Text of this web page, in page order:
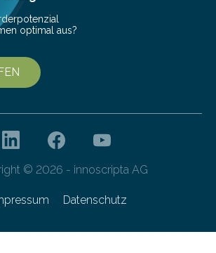
optimal aus?
© 2026 - innoscripta AG
Datenschutz